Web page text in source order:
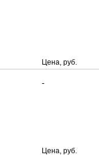
Цена, руб.
-
Цена, руб.